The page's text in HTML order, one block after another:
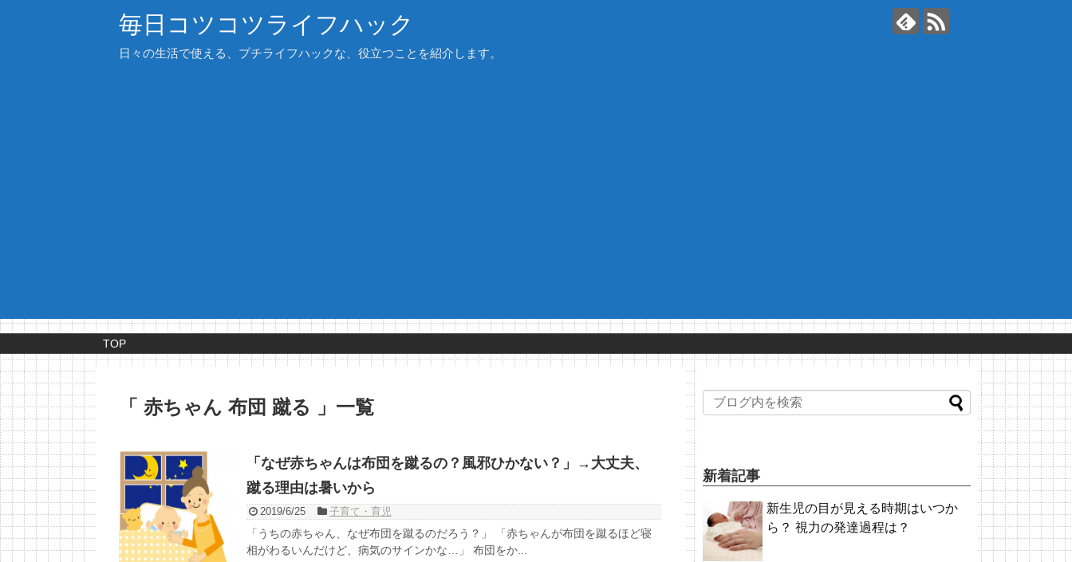
毎日コツコツライフハック
日々の生活で使える、プチライフハックな、役立つことを紹介します。
TOP
「 赤ちゃん 布団 蹴る 」一覧
「なぜ赤ちゃんは布団を蹴るの？風邪ひかない？」→大丈夫、
蹴る理由は暑いから
2019/6/25 子育て・育児
「うちの赤ちゃん、なぜ布団を蹴るのだろう？」 「赤ちゃんが布団を蹴るほど寝
相がわるいんだけど、病気のサインかな…」 布団をか...
新着記事
新生児の目が見える時期はいつか
ら？ 視力の発達過程は？